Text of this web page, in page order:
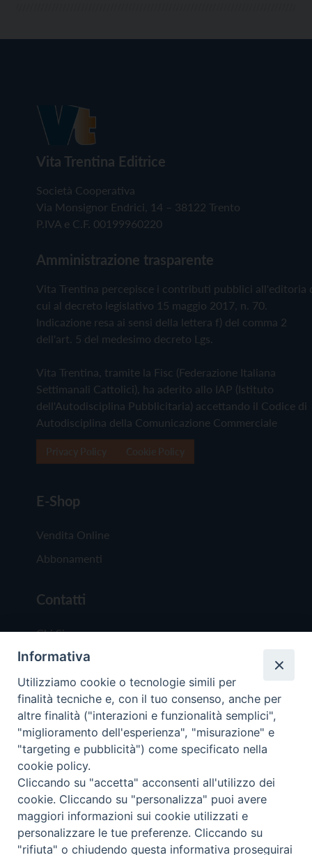
Vita Trentina Editrice
Società Cooperativa
Via Monsignor Endrici, 14 – 38122 Trento
P.IVA e C.F. 00199960220
Amministrazione trasparente
Vita Trentina percepisce i contributi pubblici all'editoria
cui al decreto legislativo 15 maggio 2017, n. 70.
Indicazione resa ai sensi della lettera f) del comma 2
dell'art. 5 del medesimo decreto Lgs.
Vita Trentina, tramite la Fisc (Federazione Italiana
Settimanali Cattolici), ha aderito allo IAP (Istituto
dell'Autodisciplina Pubblicitaria) accettando il Codice di
Autodisciplina della Comunicazione Commerciale
E-Shop
Vendita Online
Abbonamenti
Contatti
Chi Siamo
Redazione
Scrivici
Copyright © 2019 - Tutti i diritti riservati - Vita
Trentina Editrice
Privacy Policy
Torna
Informativa
Utilizziamo cookie o tecnologie simili per
finalità tecniche e, con il tuo consenso, anche per
altre finalità ("interazioni e funzionalità semplici",
"miglioramento dell'esperienza", "misurazione" e
"targeting e pubblicità") come specificato nella
cookie policy.
Cliccando su "accetta" acconsenti all'utilizzo dei
cookie. Cliccando su "personalizza" puoi avere
maggiori informazioni sui cookie utilizzati e
personalizzare le tue preferenze. Cliccando su
"rifiuta" o chiudendo questa informativa proseguirai